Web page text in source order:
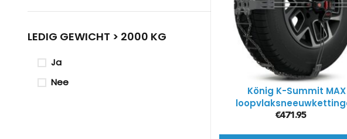
König K-Summit MAX
€471.95
LEDIG GEWICHT > 2000 KG
Ja
Nee